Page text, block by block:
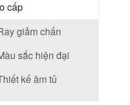
cấp
giảm chấn
sắc hiện đại
kế âm tủ